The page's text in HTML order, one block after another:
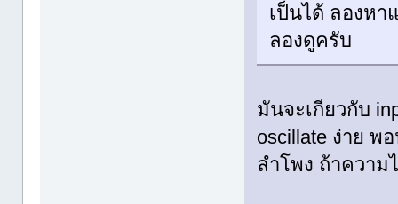
เป็นได้ ลองหา
ลองดูครับ
มันจะเกียวกับ
oscillate ง่าย พ
ลำโพง ถ้าความ